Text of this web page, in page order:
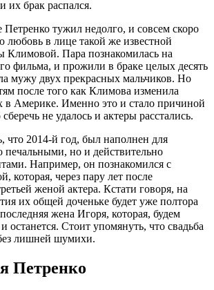
их брак распался.
Петренко тужил недолго, и совсем скоро
любовь в лице такой же известной
Климовой. Пара познакомилась на
фильма, и прожили в браке целых десять
мужу двух прекрасных мальчиков. Но
после того как Климова изменила
в Америке. Именно это и стало причиной
не удалось и актеры расстались.
что 2014-й год, был наполнен для
печальными, но и действительно
Например, он познакомился с
которая, через пару лет после
женой актера. Кстати говоря, на
их общей доченьке будет уже полтора
жена Игоря, которая, будем
останется. Стоит упомянуть, что свадьба
лишней шумихи.
Петренко